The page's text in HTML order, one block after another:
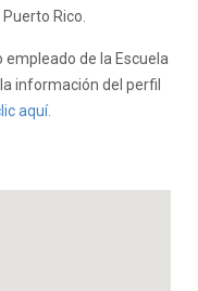
Rico.
empleado de la Escuela
información del perfil
aquí.